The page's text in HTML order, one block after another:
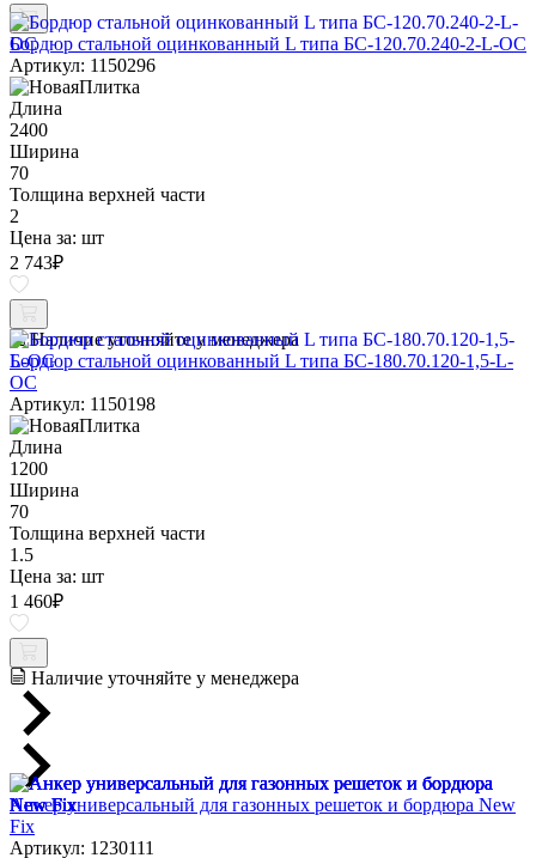
Бордюр стальной оцинкованный L типа БС-120.70.240-2-L-ОС
Артикул: 1150296
Длина
2400
Ширина
70
Толщина верхней части
2
Цена за: шт
2 743₽
Наличие уточняйте у менеджера
Бордюр стальной оцинкованный L типа БС-180.70.120-1,5-L-
ОС
Артикул: 1150198
Длина
1200
Ширина
70
Толщина верхней части
1.5
Цена за: шт
1 460₽
Наличие уточняйте у менеджера
Анкер универсальный для газонных решеток и бордюра New
Fix
Артикул: 1230111